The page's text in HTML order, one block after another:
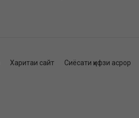
Харитаи сайт Сиёсати ҳифзи асрор